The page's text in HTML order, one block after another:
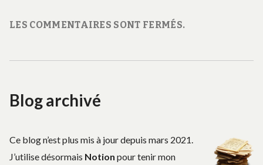
LES COMMENTAIRES SONT FERMÉS.
Blog archivé
Ce blog n’est plus mis à jour depuis mars 2021.
J’utilise désormais Notion pour tenir mon